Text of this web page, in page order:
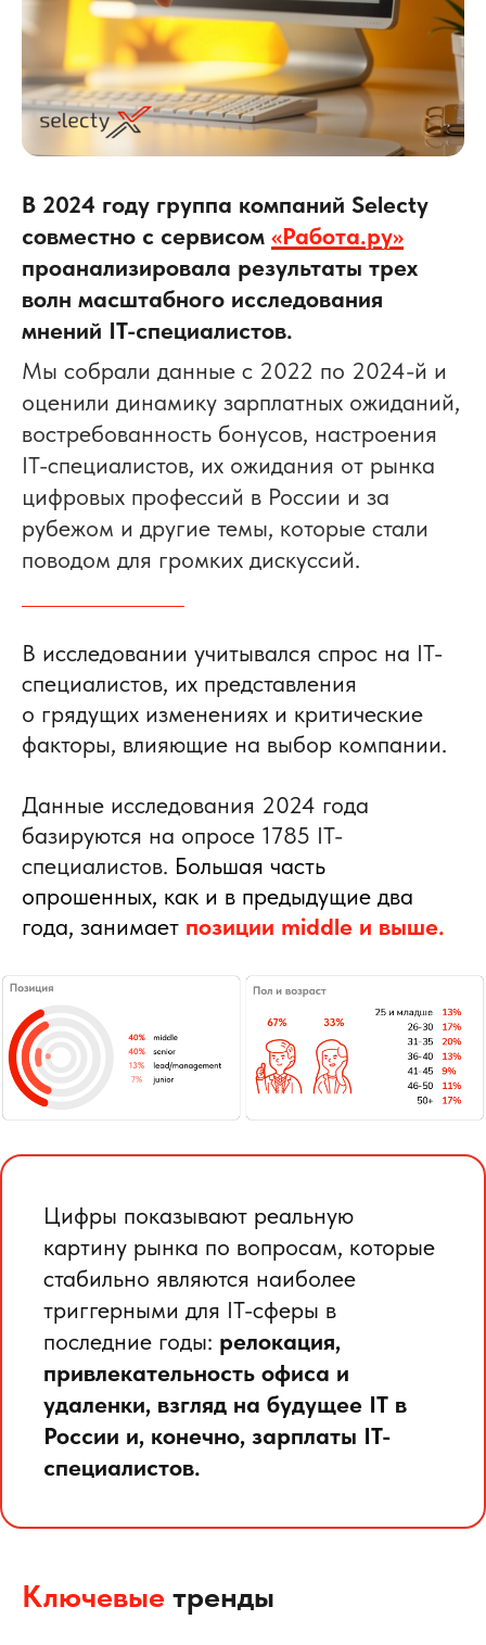
В 2024 году группа компаний Selecty
совместно с сервисом «Работа.ру»
проанализировала результаты трех
волн масштабного исследования
мнений IT-специалистов.
Мы собрали данные с 2022 по 2024-й и
оценили динамику зарплатных ожиданий,
востребованность бонусов, настроения
IT-специалистов, их ожидания от рынка
цифровых профессий в России и за
рубежом и другие темы, которые стали
поводом для громких дискуссий.
В исследовании учитывался спрос на IT-
специалистов, их представления
о грядущих изменениях и критические
факторы, влияющие на выбор компании.
Данные исследования 2024 года
базируются на опросе 1785 IT-
специалистов. Большая часть
опрошенных, как и в предыдущие два
года, занимает позиции middle и выше.
Цифры показывают реальную
картину рынка по вопросам, которые
стабильно являются наиболее
триггерными для IT-сферы в
последние годы: релокация,
привлекательность офиса и
удаленки, взгляд на будущее IT в
России и, конечно, зарплаты IT-
специалистов.
Ключевые тренды